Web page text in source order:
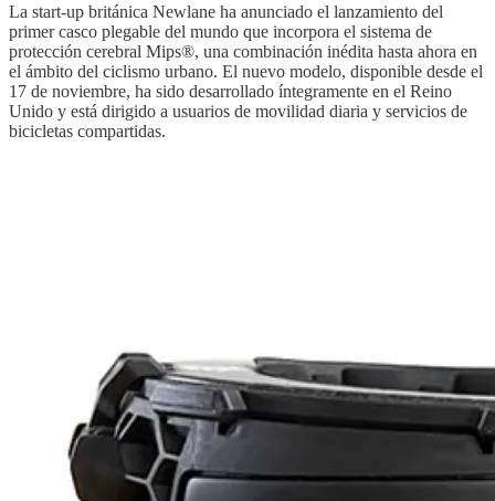
La start-up británica Newlane ha anunciado el lanzamiento del
primer casco plegable del mundo que incorpora el sistema de
protección cerebral Mips®, una combinación inédita hasta ahora en
el ámbito del ciclismo urbano. El nuevo modelo, disponible desde el
17 de noviembre, ha sido desarrollado íntegramente en el Reino
Unido y está dirigido a usuarios de movilidad diaria y servicios de
bicicletas compartidas.